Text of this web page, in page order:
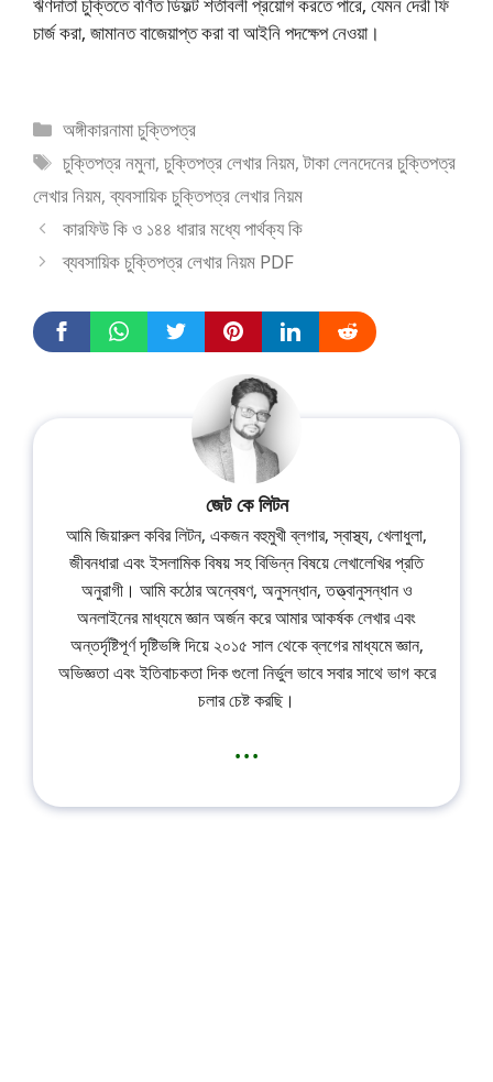
চার্জ করা, জামানত বাজেয়াপ্ত করা বা আইনি পদক্ষেপ নেওয়া।
অঙ্গীকারনামা চুক্তিপত্র
চুক্তিপত্র নমুনা,চুক্তিপত্র লেখার নিয়ম,টাকা লেনদেনের চুক্তিপত্র
লেখার নিয়ম,ব্যবসায়িক চুক্তিপত্র লেখার নিয়ম
কারফিউ কি ও ১৪৪ ধারার মধ্যে পার্থক্য কি
ব্যবসায়িক চুক্তিপত্র লেখার নিয়ম PDF
জেট কে লিটন
আমি জিয়ারুল কবির লিটন, একজন বহুমুখী ব্লগার, স্বাস্থ্য, খেলাধুলা,
জীবনধারা এবং ইসলামিক বিষয় সহ বিভিন্ন বিষয়ে লেখালেখির প্রতি
অনুরাগী। আমি কঠোর অন্বেষণ, অনুসন্ধান, তত্ত্বানুসন্ধান ও
অনলাইনের মাধ্যমে জ্ঞান অর্জন করে আমার আকর্ষক লেখার এবং
অন্তর্দৃষ্টিপূর্ণ দৃষ্টিভঙ্গি দিয়ে ২০১৫ সাল থেকে ব্লগের মাধ্যমে জ্ঞান,
অভিজ্ঞতা এবং ইতিবাচকতা দিক গুলো নির্ভুল ভাবে সবার সাথে ভাগ করে
চলার চেষ্ট করছি।
...